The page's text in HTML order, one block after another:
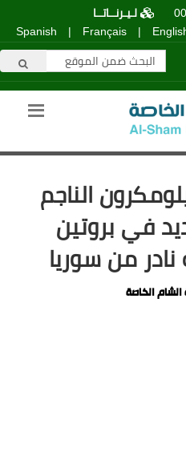
لـيـرنــاتــا
|
Français
|
Spanish
الناجم
في بروتين
الخاصة